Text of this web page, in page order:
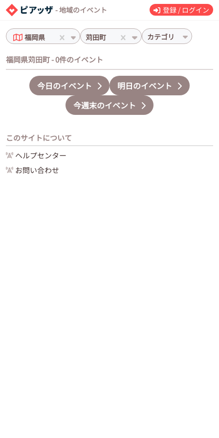
- 地域のイベント 登録 / ログイン
福岡県 苅田町 カテゴリ
福岡県苅田町 - 0件のイベント
今日のイベント
明日のイベント
今週末のイベント
このサイトについて
ヘルプセンター
お問い合わせ